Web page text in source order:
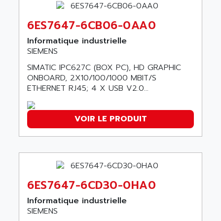
SMC500
SMC200 / 500
PLC-5
NC
SYSMAC
SERVO MOTOR
BPH
MASAP
SIMODRIVE 210
SIMODRIVE 610
SIMODRIVE 650
SIMOREG
SINUMERIK 800
ACI ALPHANUMERIQUE
ACIM JOUANIN
ACINDUCTO
ACKSYS
ACOBAL
ACOMEL
ACROMAG
ACS MOTION CONTROL
ACT KERN
6ES7647-6CB06-0AA0
Informatique industrielle
SIEMENS
SIMATIC IPC627C (BOX PC), HD GRAPHIC
ONBOARD, 2X10/100/1000 MBIT/S
ETHERNET RJ45; 4 X USB V2.0...
VOIR LE PRODUIT
6ES7647-6CD30-0HA0
Informatique industrielle
SIEMENS